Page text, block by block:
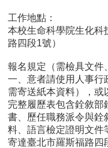
工作地點：
本校生命科學院生化科
路四段1號）
報名規定（需檢具文件
一、意者請使用人事行
需寄送紙本資料），
完整履歷表包含銓敘部
書、歷任職務派令與銓
料、語言檢定證明文件
寄達臺北市羅斯福路四